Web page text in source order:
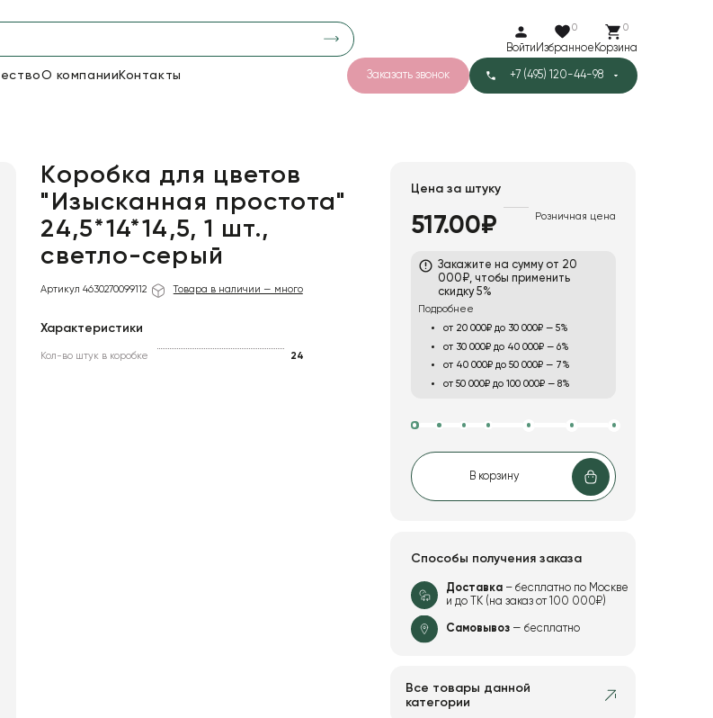
Войти
0
Избранное
0
Корзина
О компании Контакты Заказать звонок +7 (495) 120-44-98
Пленка
Сетка6
Коробка для цветов
"Изысканная простота"
24,5*14*14,5, 1 шт.,
светло-серый
Артикул 4630270099112 Товара в наличии — много
Характеристики
Кол-во штук в коробке 24
Цена за штуку
517.00₽ Розничная цена
Закажите на сумму от 20
000₽, чтобы применить
скидку 5%
Подробнее
от 20 000₽ до 30 000₽ — 5%
от 30 000₽ до 40 000₽ — 6%
от 40 000₽ до 50 000₽ — 7%
от 50 000₽ до 100 000₽ — 8%
В корзину
Способы получения заказа
Доставка– бесплатно по Москве
и до ТК (на заказ от 100 000₽)
Самовывоз— бесплатно
Все товары данной
категории